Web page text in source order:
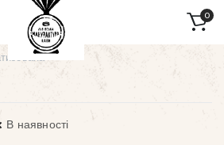
0
В наявності